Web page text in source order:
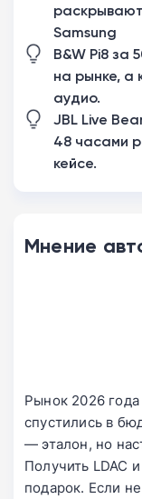
Samsung
B&W Pi8 за
на рынке, а
аудио.
JBL Live
48 часами
кейсе.
Мнение
Рынок 2026
спустились в
— эталон, но
Получить LDAC
подарок. Если